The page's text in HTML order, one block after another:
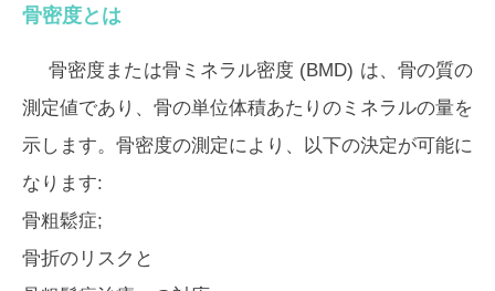
骨密度とは
骨密度または骨ミネラル密度 (BMD) は、骨の質の
測定値であり、骨の単位体積あたりのミネラルの量を
示します。骨密度の測定により、以下の決定が可能に
なります:
骨粗鬆症;
骨折のリスクと